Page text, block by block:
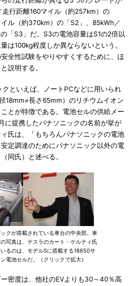
行距離160マイル（約257km）の
イル（約370km）の「S2」、85kWh／
「S3」だ。S3の電池容量はS1の2倍以
は100kg程度しか異ならないという。
全性試験をやりやすくするために、ほ
説明する。
といえば、ノートPCなどに用いられ
18mm×長さ65mm）のリチウムイオン
とが特徴である。電池セルの供給メー
に提携したパナソニックの名前が挙が
氏は、「もちろんパナソニックの電池
定調達のためにパナソニック以外の電
同氏）と述べる。
クが搭載されている車台の中央部。車
写真は、テスラのカート・ケルティ氏
るのは、モデルSに搭載する18650サ
電池セルだ。（クリックで拡大）
密度は、他社のEVよりも30～40％高